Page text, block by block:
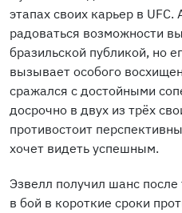
этапах своих карьер в
радоваться возможности
бразильской публикой, но
вызывает особого
сражался с достойными
досрочно в двух из трёх
противостоит
хочет видеть успешным.
Эзвелл получил шанс после
в бой в короткие сроки